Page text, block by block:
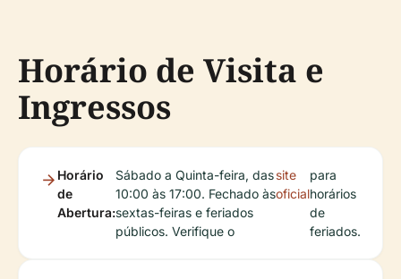
Horário de Visita e
Ingressos
Horário
de
Abertura:
Sábado a Quinta-feira, das
10:00 às 17:00. Fechado às
sextas-feiras e feriados
públicos. Verifique o
site
oficial
para
horários
de
feriados.